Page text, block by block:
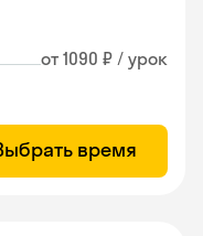
от 1090 ₽ / урок
время